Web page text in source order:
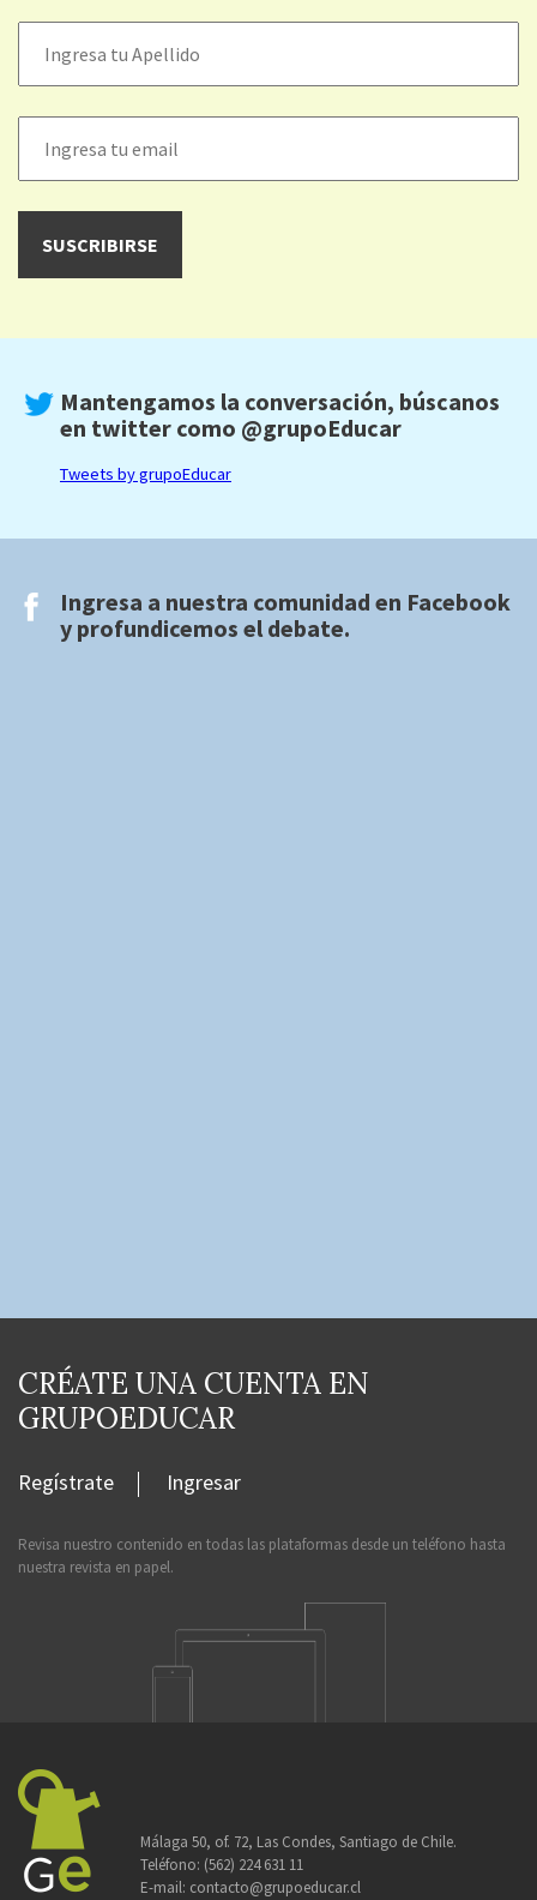
Mantengamos la conversación, búscanos
en twitter como @grupoEducar
Tweets by grupoEducar
Ingresa a nuestra comunidad en Facebook
y profundicemos el debate.
CRÉATE UNA CUENTA EN
GRUPOEDUCAR
Regístrate Ingresar
Revisa nuestro contenido en todas las plataformas desde un teléfono hasta
nuestra revista en papel.
Málaga 50, of. 72, Las Condes, Santiago de Chile.
Teléfono: (562) 224 631 11
E-mail: contacto@grupoeducar.cl